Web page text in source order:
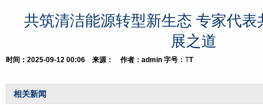
共筑清洁能源转型新生态 专家代表
展之道
时间：2025-09-12 00:06 来源： 作者：admin 字号： TT
相关新闻